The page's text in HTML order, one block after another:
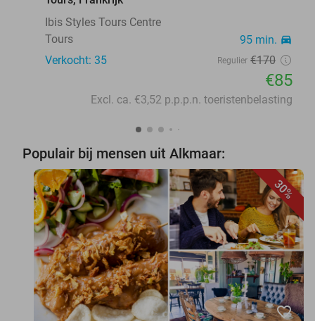
Ibis Styles Tours Centre
Tours
95 min. directions_car
Verkocht: 35 Regulier €170
€85
Excl. ca. €3,52 p.p.p.n. toeristenbelasting
Populair bij mensen uit Alkmaar:
30%
favorite_border